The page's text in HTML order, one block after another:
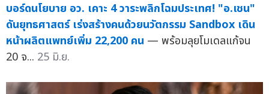
บอร์ดนโยบาย อว. เคาะ 4 วาระพลิกโฉมประเทศ! "อ.เชน"
ดันยุทธศาสตร์ เร่งสร้างคนด้วยนวัตกรรม Sandbox เดิน
หน้าผลิตแพทย์เพิ่ม 22,200 คน — พร้อมลุยโมเดลแก้จน
20 จ... 25 มิ.ย.